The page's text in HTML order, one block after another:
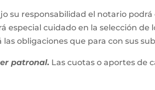
su responsabilidad el notario
cuidado en la selección de
obligaciones que para con sus
patronal. Las cuotas o aportes de